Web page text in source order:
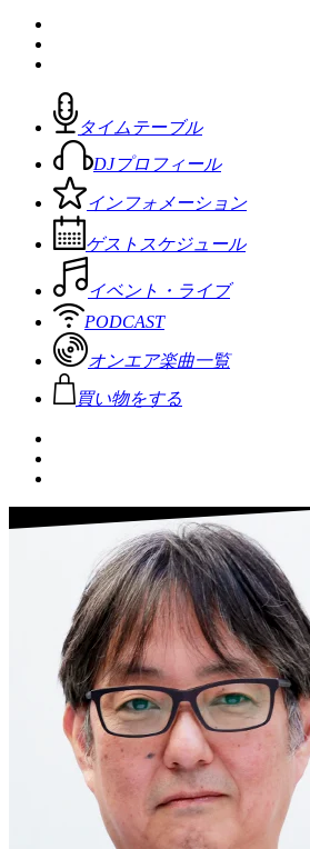
タイムテーブル
DJプロフィール
インフォメーション
ゲストスケジュール
イベント・ライブ
PODCAST
オンエア楽曲一覧
買い物をする